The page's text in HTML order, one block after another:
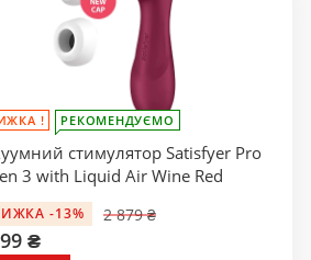
! РЕКОМЕНДУЄМО
стимулятор Satisfyer Pro
3 with Liquid Air Wine Red
-13% 2 879 ₴
₴